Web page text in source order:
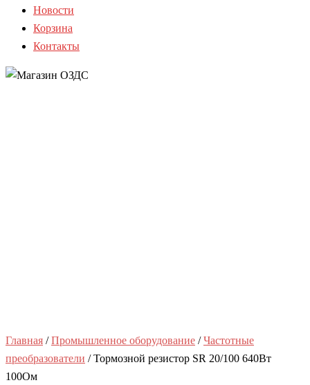
Новости
Корзина
Контакты
Главная /Промышленное оборудование /Частотные
преобразователи / Тормозной резистор SR 20/100 640Вт
100Ом